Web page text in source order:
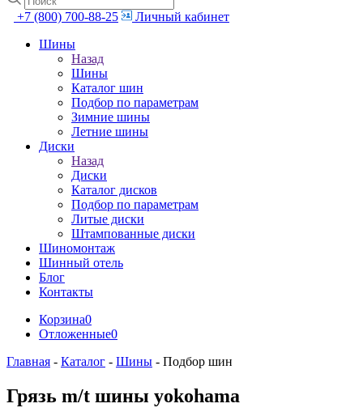
+7 (800) 700-88-25
Личный кабинет
Шины
Назад
Шины
Каталог шин
Подбор по параметрам
Зимние шины
Летние шины
Диски
Назад
Диски
Каталог дисков
Подбор по параметрам
Литые диски
Штампованные диски
Шиномонтаж
Шинный отель
Блог
Контакты
Корзина0
Отложенные0
Главная - Каталог - Шины - Подбор шин
Грязь m/t шины yokohama